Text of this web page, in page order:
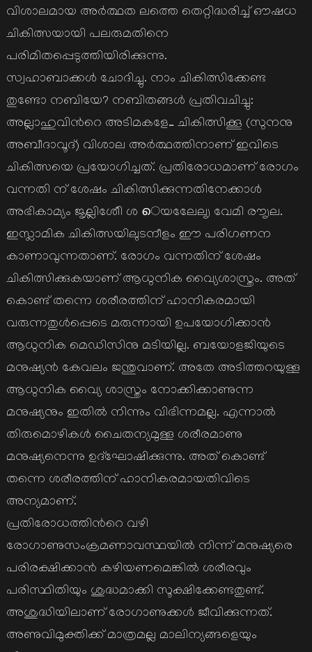
വിശാലമായ അര്‍ത്ഥത ലത്തെ തെറ്റിദ്ധരിച്ച് ഔഷധ
ചികിത്സയായി പലരുമതിനെ
പരിമിതപ്പെടുത്തിയിരിക്കുന്നു.
സ്വഹാബാക്കള്‍ ചോദിച്ചു. നാം ചികിത്സിക്കേണ്ട
തുണ്ടോ നബിയേ? നബിതങ്ങള്‍ പ്രതിവചിച്ചു:
അല്ലാഹുവിന്‍റെ അടിമകളേ… ചികിത്സിക്കൂ (സുനനു
അബീദാവൂദ്) വിശാല അര്‍ത്ഥത്തിനാണ് ഇവിടെ
ചികിത്സയെ പ്രയോഗിച്ചത്. പ്രതിരോധമാണ് രോഗം
വന്നതി ന് ശേഷം ചികിത്സിക്കുന്നതിനേക്കാള്‍
അഭികാമ്യം ജൃല്ലിശേീി ശ െയലേേലൃ വേമി രൗൃല.
ഇസ്ലാമിക ചികിത്സയിലുടനീളം ഈ പരിഗണന
കാണാവുന്നതാണ്. രോഗം വന്നതിന് ശേഷം
ചികിത്സിക്കുകയാണ് ആധുനിക വ്യൈശാസ്ത്രം. അത്
കൊണ്ട് തന്നെ ശരീരത്തിന് ഹാനികരമായി
വരുന്നതുള്‍പ്പെടെ മരുന്നായി ഉപയോഗിക്കാന്‍
ആധുനിക മെഡിസിനു മടിയില്ല. ബയോളജിയുടെ
മനുഷ്യന്‍ കേവലം ജന്തുവാണ്. അതേ അടിത്തറയുള്ള
ആധുനിക വ്യൈ ശാസ്ത്രം നോക്കിക്കാണുന്ന
മനുഷ്യനും ഇതില്‍ നിന്നും വിഭിന്നമല്ല. എന്നാല്‍
തിരുമൊഴികള്‍ ചൈതന്യമുള്ള ശരീരമാണു
മനുഷ്യനെന്നു ഉദ്ഘോഷിക്കുന്നു. അത് കൊണ്ട്
തന്നെ ശരീരത്തിന് ഹാനികരമായതിവിടെ
അന്യമാണ്.
പ്രതിരോധത്തിന്‍റെ വഴി
രോഗാണുസംക്രമണാവസ്ഥയില്‍ നിന്ന് മനുഷ്യരെ
പരിരക്ഷിക്കാന്‍ കഴിയണമെങ്കില്‍ ശരീരവും
പരിസ്ഥിതിയും ശുദ്ധമാക്കി സൂക്ഷിക്കേണ്ടതുണ്ട്.
അശുദ്ധിയിലാണ് രോഗാണുക്കള്‍ ജീവിക്കുന്നത്.
അണുവിമുക്തിക്ക് മാത്രമല്ല മാലിന്യങ്ങളെയും